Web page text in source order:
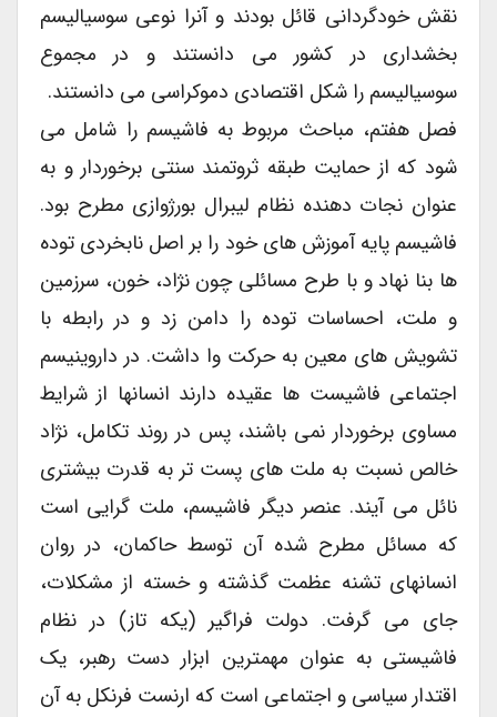
نقش خودگردانی قائل بودند و آنرا نوعی سوسیالیسم
بخشداری در کشور می دانستند و در مجموع
سوسیالیسم را شکل اقتصادی دموکراسی می دانستند.
فصل هفتم، مباحث مربوط به فاشیسم را شامل می
شود که از حمایت طبقه ثروتمند سنتی برخوردار و به
عنوان نجات دهنده نظام لیبرال بورژوازی مطرح بود.
فاشیسم پایه آموزش های خود را بر اصل نابخردی توده
ها بنا نهاد و با طرح مسائلی چون نژاد، خون، سرزمین
و ملت، احساسات توده را دامن زد و در رابطه با
تشویش های معین به حرکت وا داشت. در داروینیسم
اجتماعی فاشیست ها عقیده دارند انسانها از شرایط
مساوی برخوردار نمی باشند، پس در روند تکامل، نژاد
خالص نسبت به ملت های پست تر به قدرت بیشتری
نائل می آیند. عنصر دیگر فاشیسم، ملت گرایی است
که مسائل مطرح شده آن توسط حاکمان، در روان
انسانهای تشنه عظمت گذشته و خسته از مشکلات،
جای می گرفت. دولت فراگیر (یکه تاز) در نظام
فاشیستی به عنوان مهمترین ابزار دست رهبر، یک
اقتدار سیاسی و اجتماعی است که ارنست فرنکل به آن